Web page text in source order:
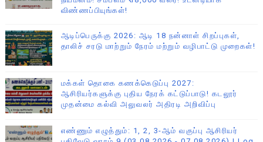
விண்ணப்பியுங்கள்!
ஆடிப்பெருக்கு 2026: ஆடி 18 நன்னாள் சிறப்புகள்,
தாலிச் சரடு மாற்றும் நேரம் மற்றும் வழிபாட்டு முறைகள்!
மக்கள் தொகை கணக்கெடுப்பு 2027:
ஆசிரியர்களுக்கு புதிய நேரக் கட்டுப்பாடு! கடலூர்
முதன்மை கல்வி அலுவலர் அதிரடி அறிவிப்பு
எண்ணும் எழுத்தும்: 1, 2, 3-ஆம் வகுப்பு ஆசிரியர்